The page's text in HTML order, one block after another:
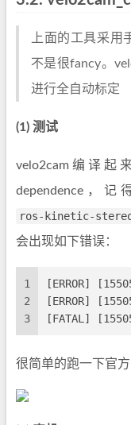
上面的工具采
不是很fancy。
进行全自动标定
(1) 测试
velo2cam编译起
dependence，记
ros-kinetic-
会出现如下错误：
1
2
3
[ERROR]
[ERROR]
[FATAL]
很简单的跑一下官